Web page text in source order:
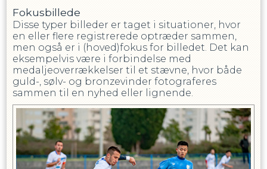
Fokusbillede
Disse typer billeder er taget i situationer, hvor
en eller flere registrerede optræder sammen,
men også er i (hoved)fokus for billedet. Det kan
eksempelvis være i forbindelse med
medaljeoverrækkelser til et stævne, hvor både
guld-, sølv- og bronzevinder fotograferes
sammen til en nyhed eller lignende.